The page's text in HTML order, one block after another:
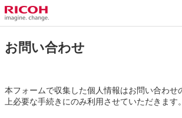
お問い合わせ
本フォームで収集した個人情報はお問い合わせ
上必要な手続きにのみ利用させていただきます。